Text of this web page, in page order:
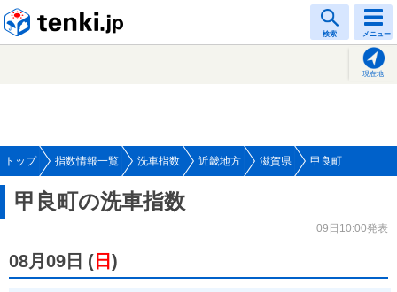
検索 メニュー
現在地
トップ 指数情報一覧 洗車指数 近畿地方 滋賀県 甲良町
甲良町の洗車指数
09日10:00発表
08月09日 ( 日 )